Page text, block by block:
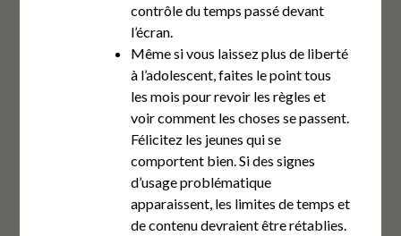
contrôle du temps passé devant
l’écran.
Même si vous laissez plus de liberté
à l’adolescent, faites le point tous
les mois pour revoir les règles et
voir comment les choses se passent.
Félicitez les jeunes qui se
comportent bien. Si des signes
d’usage problématique
apparaissent, les limites de temps et
de contenu devraient être rétablies.